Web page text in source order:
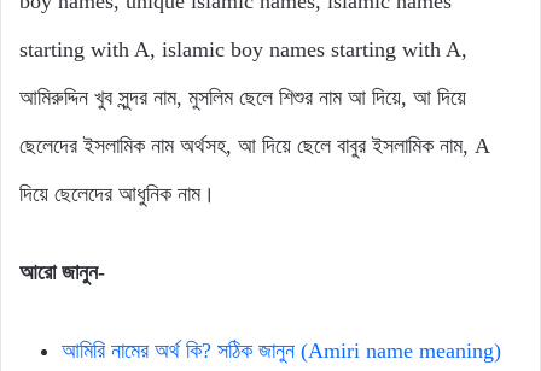
starting with A, islamic boy names starting with A,
আমিরুদ্দিন খুব সুন্দর নাম, মুসলিম ছেলে শিশুর নাম আ দিয়ে, আ দিয়ে
ছেলেদের ইসলামিক নাম অর্থসহ, আ দিয়ে ছেলে বাবুর ইসলামিক নাম, A
দিয়ে ছেলেদের আধুনিক নাম।
আরো জানুন-
আমিরি নামের অর্থ কি? সঠিক জানুন (Amiri name meaning)